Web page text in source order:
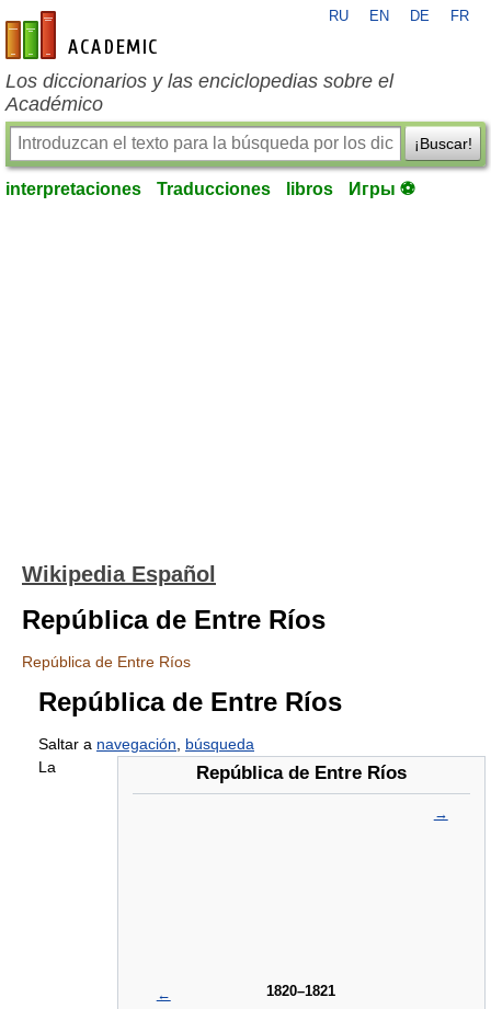
es-academic.com
RU EN DE FR
Los diccionarios y las enciclopedias sobre el
Académico
¡Buscar!
interpretaciones Traducciones libros Игры ⚽
Wikipedia Español
República de Entre Ríos
República de Entre Ríos
República de Entre Ríos
Saltar a navegación búsqueda
República de Entre Ríos
← 1820–1821
→
La